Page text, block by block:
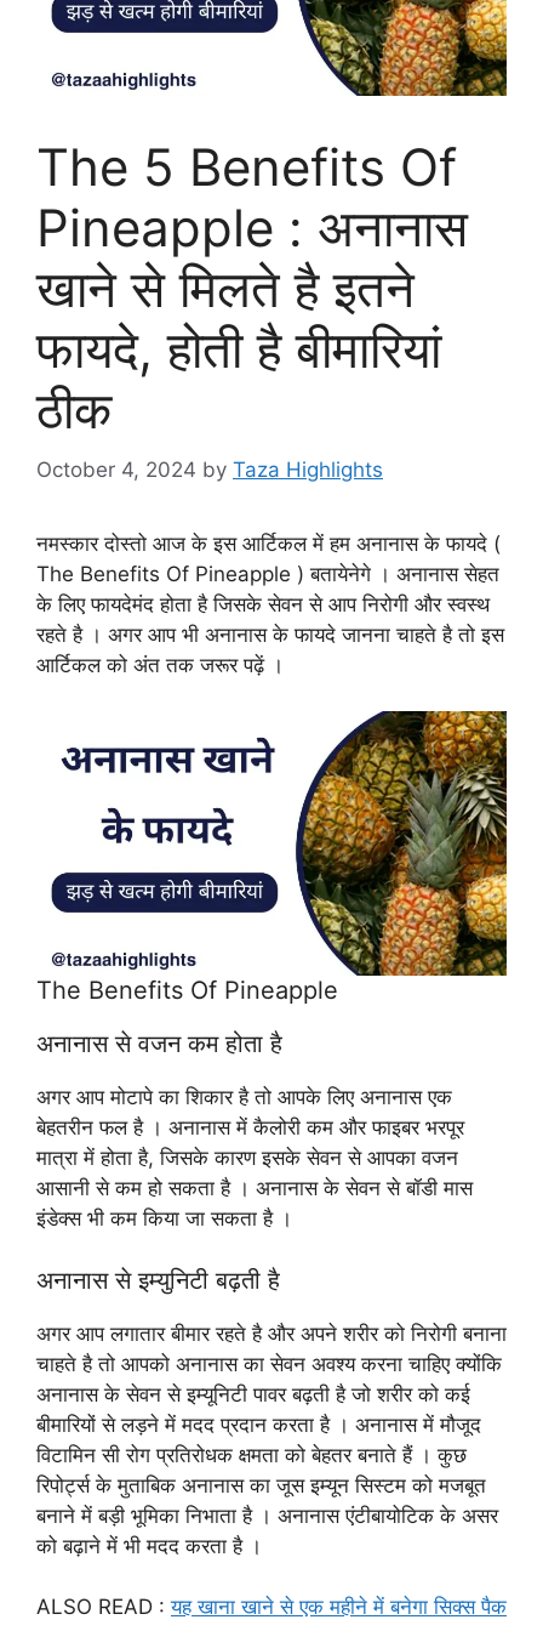
The 5 Benefits Of
Pineapple : अनानास
खाने से मिलते है इतने
फायदे, होती है बीमारियां
ठीक
October 4, 2024 by Taza Highlights
नमस्कार दोस्तो आज के इस आर्टिकल में हम अनानास के फायदे (
The Benefits Of Pineapple ) बतायेनेगे । अनानास सेहत
के लिए फायदेमंद होता है जिसके सेवन से आप निरोगी और स्वस्थ
रहते है । अगर आप भी अनानास के फायदे जानना चाहते है तो इस
आर्टिकल को अंत तक जरूर पढ़ें ।
The Benefits Of Pineapple
अनानास से वजन कम होता है
अगर आप मोटापे का शिकार है तो आपके लिए अनानास एक
बेहतरीन फल है । अनानास में कैलोरी कम और फाइबर भरपूर
मात्रा में होता है, जिसके कारण इसके सेवन से आपका वजन
आसानी से कम हो सकता है । अनानास के सेवन से बॉडी मास
इंडेक्स भी कम किया जा सकता है ।
अनानास से इम्युनिटी बढ़ती है
अगर आप लगातार बीमार रहते है और अपने शरीर को निरोगी बनाना
चाहते है तो आपको अनानास का सेवन अवश्य करना चाहिए क्योंकि
अनानास के सेवन से इम्यूनिटी पावर बढ़ती है जो शरीर को कई
बीमारियों से लड़ने में मदद प्रदान करता है । अनानास में मौजूद
विटामिन सी रोग प्रतिरोधक क्षमता को बेहतर बनाते हैं । कुछ
रिपोर्ट्स के मुताबिक अनानास का जूस इम्यून सिस्टम को मजबूत
बनाने में बड़ी भूमिका निभाता है । अनानास एंटीबायोटिक के असर
को बढ़ाने में भी मदद करता है ।
ALSO READ :यह खाना खाने से एक महीने में बनेगा सिक्स पैक